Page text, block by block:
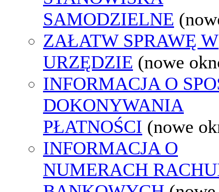
SAMODZIELNE
ZAŁATW SPRAWĘ W
URZĘDZIE (nowe
INFORMACJA O
DOKONYWANIA
PŁATNOŚCI (nowe
INFORMACJA O
NUMERACH